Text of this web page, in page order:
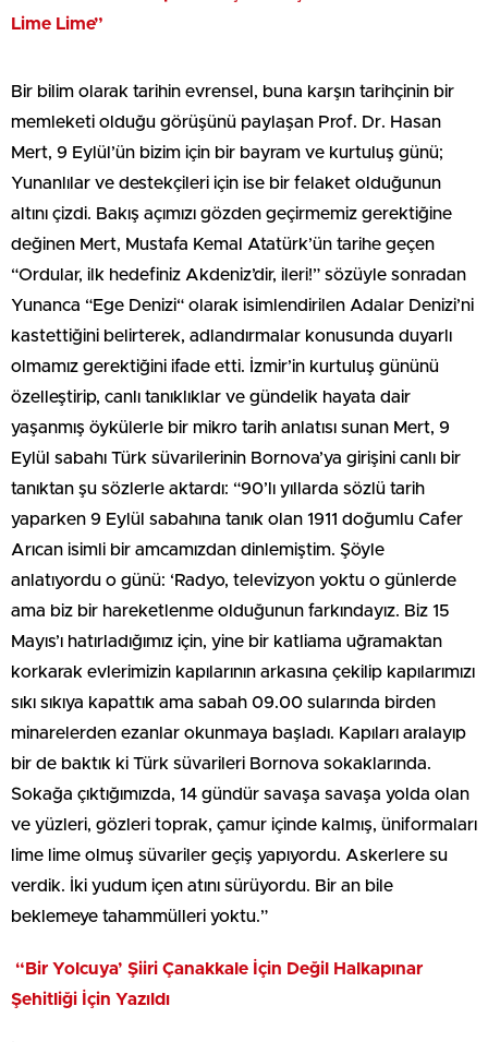
Lime Lime”
Bir bilim olarak tarihin evrensel, buna karşın tarihçinin bir
memleketi olduğu görüşünü paylaşan Prof. Dr. Hasan
Mert, 9 Eylül’ün bizim için bir bayram ve kurtuluş günü;
Yunanlılar ve destekçileri için ise bir felaket olduğunun
altını çizdi. Bakış açımızı gözden geçirmemiz gerektiğine
değinen Mert, Mustafa Kemal Atatürk’ün tarihe geçen
“Ordular, ilk hedefiniz Akdeniz’dir, ileri!” sözüyle sonradan
Yunanca “Ege Denizi“ olarak isimlendirilen Adalar Denizi’ni
kastettiğini belirterek, adlandırmalar konusunda duyarlı
olmamız gerektiğini ifade etti. İzmir’in kurtuluş gününü
özelleştirip, canlı tanıklıklar ve gündelik hayata dair
yaşanmış öykülerle bir mikro tarih anlatısı sunan Mert, 9
Eylül sabahı Türk süvarilerinin Bornova’ya girişini canlı bir
tanıktan şu sözlerle aktardı: “90’lı yıllarda sözlü tarih
yaparken 9 Eylül sabahına tanık olan 1911 doğumlu Cafer
Arıcan isimli bir amcamızdan dinlemiştim. Şöyle
anlatıyordu o günü: ‘Radyo, televizyon yoktu o günlerde
ama biz bir hareketlenme olduğunun farkındayız. Biz 15
Mayıs’ı hatırladığımız için, yine bir katliama uğramaktan
korkarak evlerimizin kapılarının arkasına çekilip kapılarımızı
sıkı sıkıya kapattık ama sabah 09.00 sularında birden
minarelerden ezanlar okunmaya başladı. Kapıları aralayıp
bir de baktık ki Türk süvarileri Bornova sokaklarında.
Sokağa çıktığımızda, 14 gündür savaşa savaşa yolda olan
ve yüzleri, gözleri toprak, çamur içinde kalmış, üniformaları
lime lime olmuş süvariler geçiş yapıyordu. Askerlere su
verdik. İki yudum içen atını sürüyordu. Bir an bile
beklemeye tahammülleri yoktu.”
“Bir Yolcuya’ Şiiri Çanakkale İçin Değil Halkapınar
Şehitliği İçin Yazıldı